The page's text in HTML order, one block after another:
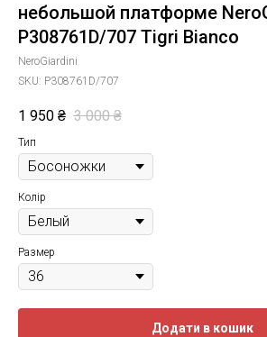
небольшой платформе
P308761D/707 Tigri Bianco
NeroGiardini
SKU: P308761D/707
1 950 ₴ 3 000 ₴
Тип
Колір
Размер
Додати в кошик